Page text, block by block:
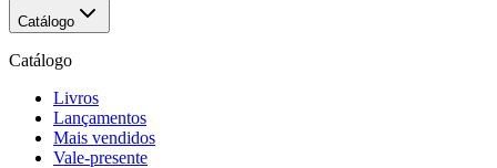
Catálogo
Catálogo
Livros
Lançamentos
Mais vendidos
Vale-presente